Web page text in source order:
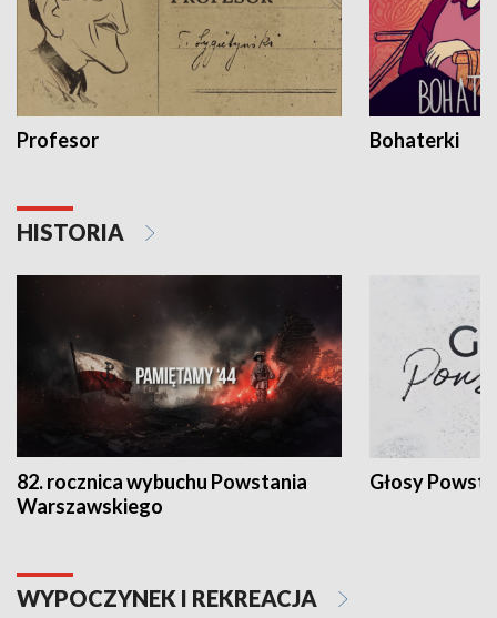
Profesor Bohaterki
HISTORIA
82. rocznica wybuchu Powstania
Warszawskiego
Głosy
WYPOCZYNEK I REKREACJA